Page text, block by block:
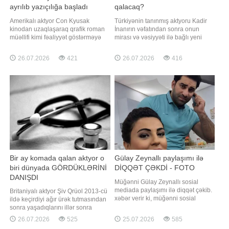
ayrılıb yazıçılığa başladı
Amerikalı aktyor Con Kyusak
kinodan uzaqlaşaraq qrafik roman
müəllifi kimi fəaliyyət göstərməyə
aktyor bu barədə "Variety" nəşrinə
müsahibəsində danışıb. Kyusakın
həmişə ona kinematoqrafiyaya ən
yaxın janr kimi görünüb
26.07.2026 421
qalacaq?
Türkiyənin tanınmış aktyoru Kadir
İnanırın vəfatından sonra onun
mirası və vəsiyyəti ilə bağlı yeni
xəbər verir ki, sənətçi 2015-ci ildə
bir, 2022-ci ildə isə notarius iştirakı
hazırlayıb. Bildirilir ki, hazırda
məzmunu gizli saxlanılan
vəsiyyətnamələ
26.07.2026 416
Bir ay komada qalan aktyor o
biri dünyada GÖRDÜKLƏRİNİ
DANIŞDI
Britaniyalı aktyor Şiv Qrüol 2013-cü
ildə keçirdiyi ağır ürək tutmasından
sonra yaşadıqlarını illər sonra
yenidən bölüşüb. Aktyor kliniki ölüm
yaşadığı anlarda özünü qəribə bir
26.07.2026 525
Gülay Zeynallı paylaşımı ilə
DİQQƏT ÇƏKDİ - FOTO
Müğənni Gülay Zeynallı sosial
mediada paylaşımı ilə diqqət çəkib.
xəbər verir ki, müğənni sosial
paylaşıb. Görüntülərdə Gülay
görünüşü ilə diqqət çəkib. Onun
25.07.2026 585